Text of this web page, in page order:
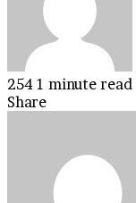
254 1 minute read
Facebook
Twitter
LinkedIn
Tumblr
Pinterest
Reddit
VKontakte
Odnoklassniki
Pocket
Share